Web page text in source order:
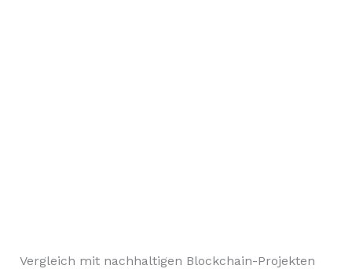
Vergleich mit nachhaltigen Blockchain-Projekten